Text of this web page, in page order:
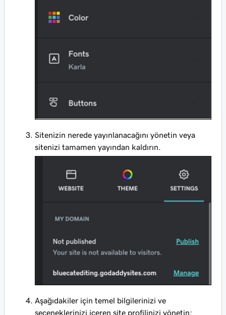
Sitenizin nerede yayınlanacağını yönetin veya
sitenizi tamamen yayından kaldırın.
Aşağıdakiler için temel bilgilerinizi ve
seçeneklerinizi içeren site profilinizi yönetin: